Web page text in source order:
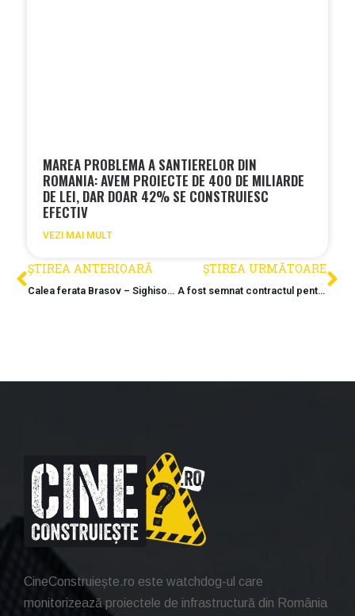
MAREA PROBLEMA A SANTIERELOR DIN
ROMANIA: AVEM PROIECTE DE 400 DE MILIARDE
DE LEI, DAR DOAR 42% SE CONSTRUIESC
EFECTIV
VEZI MAI MULT
ȘTIREA ANTERIOARĂ
Calea ferata Brasov – Sighisoara, nod strategic pentru NATO: Finantare record aprobata pentru infrastructura cu utilizare duala
ȘTIREA URMĂTOARE
A fost semnat contractul pentru realizarea statiilor trenului metropolitan Cluj. Cate mandate va dura pana cand primul calator va urca in tren?
CineConstruiește.ro este watchdog-ul care
monitorizează proiectele de infrastructură din România